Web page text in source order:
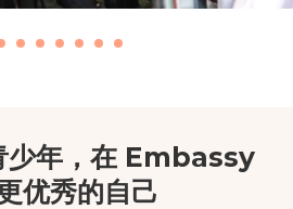
少年，在 Embassy
优秀的自己